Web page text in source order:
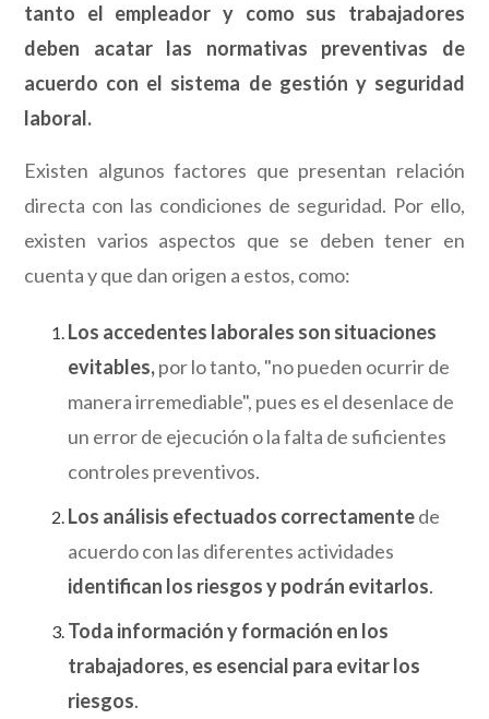
tanto el empleador y como sus trabajadores
deben acatar las normativas preventivas de
acuerdo con el sistema de gestión y seguridad
laboral.
Existen algunos factores que presentan relación
directa con las condiciones de seguridad. Por ello,
existen varios aspectos que se deben tener en
cuenta y que dan origen a estos, como:
Los accedentes laborales son situaciones
evitables,por lo tanto, "no pueden ocurrir de
manera irremediable", pues es el desenlace de
un error de ejecución o la falta de suficientes
controles preventivos.
Los análisis efectuados correctamentede
acuerdo con las diferentes actividades
identifican los riesgos y podrán evitarlos.
Toda información y formación en los
trabajadores, es esencial para evitar los
riesgos.